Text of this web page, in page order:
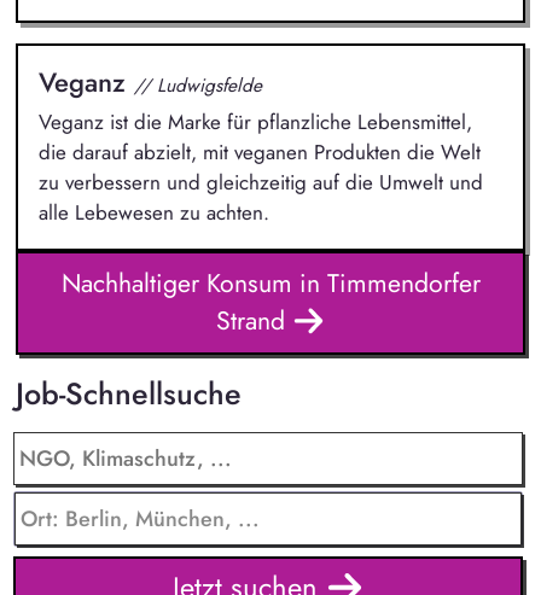
Veganz // Ludwigsfelde
Veganz ist die Marke für pflanzliche Lebensmittel,
die darauf abzielt, mit veganen Produkten die Welt
zu verbessern und gleichzeitig auf die Umwelt und
alle Lebewesen zu achten.
Nachhaltiger Konsum in Timmendorfer
Strand
Job-Schnellsuche